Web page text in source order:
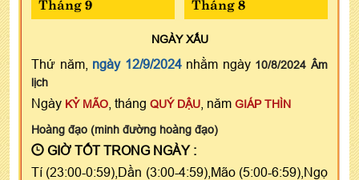
NGÀYXẤU
Thứ năm, ngày 12/9/2024nhằm ngày 10/8/2024 Âm
lịch
Ngày KỶ MÃO , tháng QUÝ DẬU , năm GIÁP THÌN
Hoàng đạo (minh đường hoàng đạo)
GIỜ TỐT TRONG NGÀY :
Tí (23:00-0:59),Dần (3:00-4:59),Mão (5:00-6:59),Ngọ